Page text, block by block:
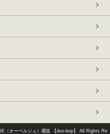
（オーベルジュ）通販 【doo-bop】
All Rights Re